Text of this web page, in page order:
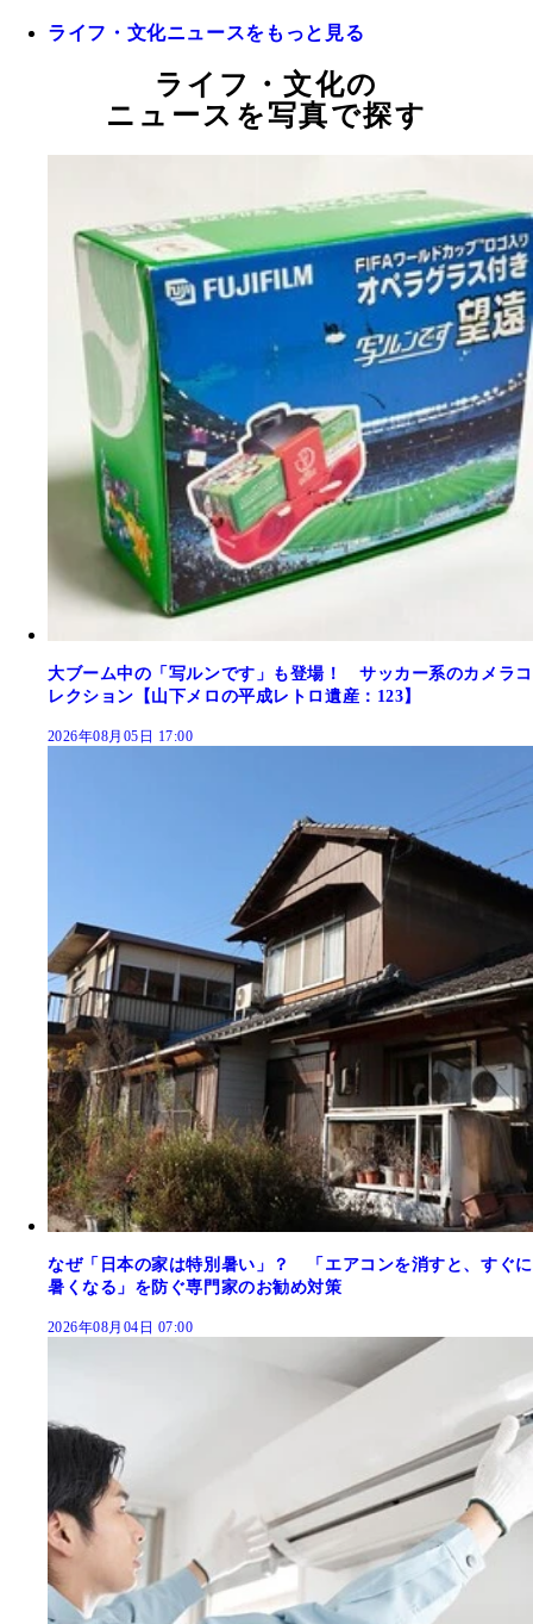
ライフ・文化ニュースをもっと見る
ライフ・文化の
ニュースを写真で探す
大ブーム中の「写ルンです」も登場！ サッカー系のカメラコ
レクション【山下メロの平成レトロ遺産：123】
2026年08月05日 17:00
なぜ「日本の家は特別暑い」？ 「エアコンを消すと、すぐに
暑くなる」を防ぐ専門家のお勧め対策
2026年08月04日 07:00